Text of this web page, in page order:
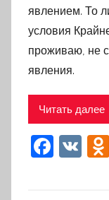
явлением. То
условия
проживаю, не
явления.
Читать далее
F
V